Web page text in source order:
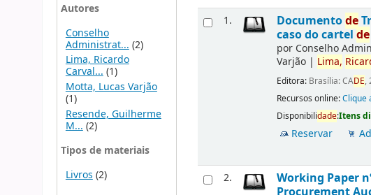
Autores
Conselho
Administrat... (2)
Lima, Ricardo
Carval...(1)
Motta, Lucas Varjão
(1)
Resende, Guilherme
M... (2)
Tipos de materiais
Livros (2)
1. Documentode
caso do cartelde
por Conselho
Varjão | Lima,
Editora: Brasília: CADE,
Recursos online:Clique
Disponibilidade:Itens
Reservar
2. Working Paper